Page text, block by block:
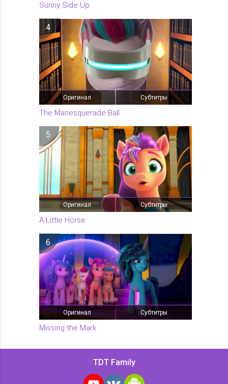
Sunny Side Up
4
Оригинал Субтитры
The Manesquerade Ball
5
Оригинал Субтитры
A Little Horse
6
Оригинал Субтитры
Missing the Mark
TDT Family
YouTube
VK Android